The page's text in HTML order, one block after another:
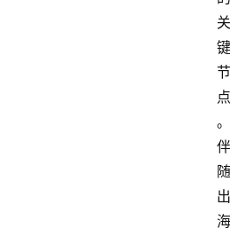
关
键
节
点
。
伴
随
出
海